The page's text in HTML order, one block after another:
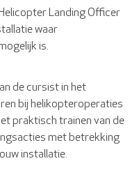
Landing Officer
waar
is.
de cursist in het
bij helikopteroperaties
praktisch trainen van de
met betrekking
installatie.